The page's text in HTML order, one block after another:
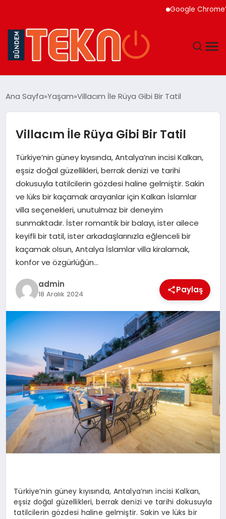
Google Chrome’a
GÜNDEM
DÜNYA
EĞITIM
EKONOMI
MAGAZIN
SAĞLIK
SPOR
YAŞAM
Ana Sayfa Yaşam Villacım İle Rüya Gibi Bir Tatil
Villacım İle Rüya Gibi Bir Tatil
Türkiye’nin güney kıyısında, Antalya’nın incisi Kalkan,
eşsiz doğal güzellikleri, berrak denizi ve tarihi
dokusuyla tatilcilerin gözdesi haline gelmiştir. Sakin
ve lüks bir kaçamak arayanlar için Kalkan İslamlar
villa seçenekleri, unutulmaz bir deneyim
sunmaktadır. İster romantik bir balayı, ister ailece
keyifli bir tatil, ister arkadaşlarınızla eğlenceli bir
kaçamak olsun, Antalya İslamlar villa kiralamak,
konfor ve özgürlüğün…
admin
18 Aralık 2024 Paylaş
Türkiye’nin güney kıyısında, Antalya’nın incisi Kalkan,
eşsiz doğal güzellikleri, berrak denizi ve tarihi dokusuyla
tatilcilerin gözdesi haline gelmiştir. Sakin ve lüks bir